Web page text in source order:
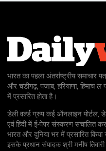
भारत का पहला अंतर्राष्ट्रीय समाचार
और चंडीगढ़, पंजाब, हरियाणा, हिमाच
में प्रसारित होता है।
डेली वर्ल्ड ग्रुप कई ऑनलाइन पोर्टल,
एवं हिंदी में ई-पेपर संस्करण संचालित
भारत और दुनिया भर में प्रसारित
इसके प्रधान संपादक श्री मनीष